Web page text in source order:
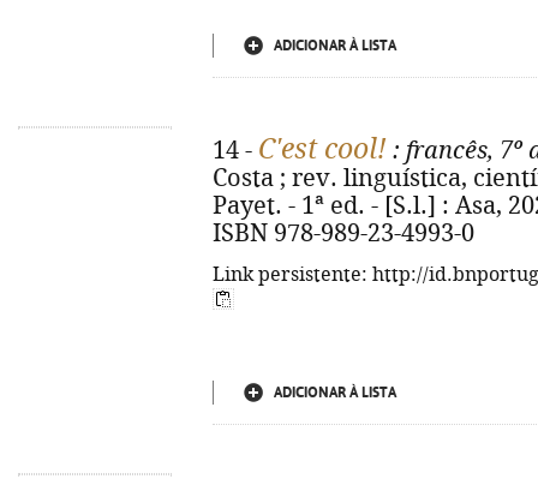
ADICIONAR À LISTA
14 - C'est cool! : francês, 7º
Costa ; rev. linguística,
Payet. - 1ª ed. - [S.l.] : Asa,
ISBN 978-989-23-4993-0
Link persistente: http://
ADICIONAR À LISTA